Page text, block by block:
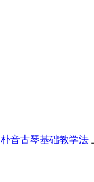
朴音古琴基础教学法